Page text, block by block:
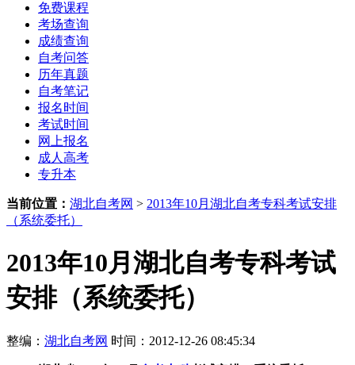
免费课程
考场查询
成绩查询
自考问答
历年真题
自考笔记
报名时间
考试时间
网上报名
成人高考
专升本
当前位置： 湖北自考网 > 2013年10月湖北自考专科考试安排
（系统委托）
2013年10月湖北自考专科考试
安排（系统委托）
整编： 湖北自考网 时间：2012-12-26 08:45:34